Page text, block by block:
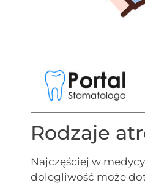
Rodzaje
Najczęściej w
dolegliwość może